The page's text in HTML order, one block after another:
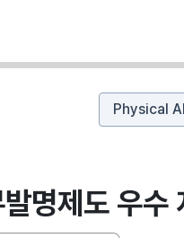
Physical AI
명제도 우수